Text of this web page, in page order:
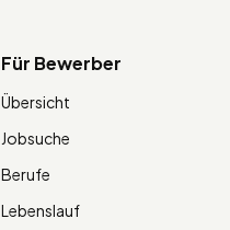
Für Bewerber
Übersicht
Jobsuche
Berufe
Lebenslauf